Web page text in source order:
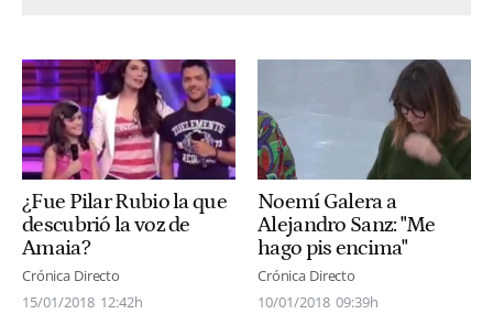
¿Fue Pilar Rubio la que
descubrió la voz de
Amaia?
Crónica Directo
15/01/2018 12:42h
Noemí Galera a
Alejandro Sanz: "Me
hago pis encima"
Crónica Directo
10/01/2018 09:39h